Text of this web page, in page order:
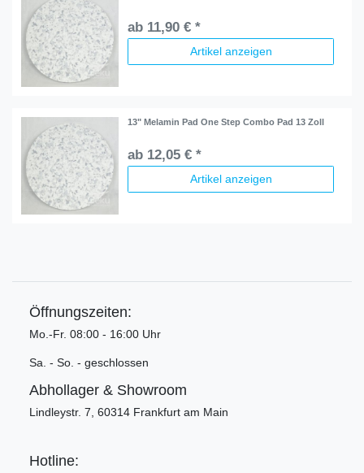
ab 11,90 € *
Artikel anzeigen
13" Melamin Pad One Step Combo Pad 13 Zoll
ab 12,05 € *
Artikel anzeigen
Öffnungszeiten:
Mo.-Fr. 08:00 - 16:00 Uhr
Sa. - So. - geschlossen
Abhollager & Showroom
Lindleystr. 7, 60314 Frankfurt am Main
Hotline: